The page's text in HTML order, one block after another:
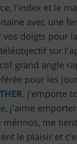
l'index et le
avec une
doigts pour
sur
grand angle
pour les
. J'emporte
j'aime
me
le plaisir et